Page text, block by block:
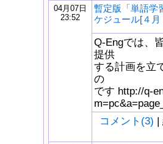
04月07日
23:52
暫定版「単語学
ケジュール[４月
Q-Engでは、
提供
する計画を立
の
です http://q-
コメント(3) |